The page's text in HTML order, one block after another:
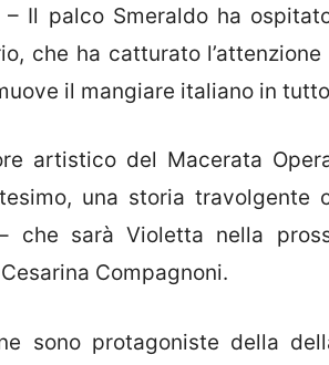
– Il palco Smeraldo ha
che ha catturato
il mangiare italiano in
artistico del Macerata
una storia
che sarà Violetta nella
Compagnoni.
sono protagoniste della